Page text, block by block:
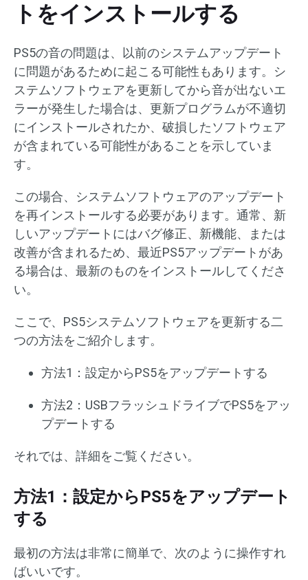
トをインストールする
PS5の音の問題は、以前のシステムアップデート
に問題があるために起こる可能性もあります。シ
ステムソフトウェアを更新してから音が出ないエ
ラーが発生した場合は、更新プログラムが不適切
にインストールされたか、破損したソフトウェア
が含まれている可能性があることを示していま
す。
この場合、システムソフトウェアのアップデート
を再インストールする必要があります。通常、新
しいアップデートにはバグ修正、新機能、または
改善が含まれるため、最近PS5アップデートがあ
る場合は、最新のものをインストールしてくださ
い。
ここで、PS5システムソフトウェアを更新する二
つの方法をご紹介します。
方法1：設定からPS5をアップデートする
方法2：USBフラッシュドライブでPS5をアッ
プデートする
それでは、詳細をご覧ください。
方法1：設定からPS5をアップデート
する
最初の方法は非常に簡単で、次のように操作すれ
ばいいです。